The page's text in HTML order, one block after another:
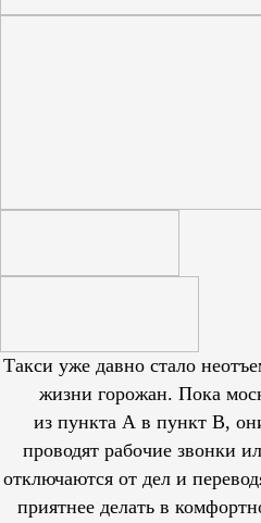
Такси уже давно стало
жизни горожан. Пока
из пункта А в пункт В,
проводят рабочие звонки
отключаются от дел и
приятнее делать в